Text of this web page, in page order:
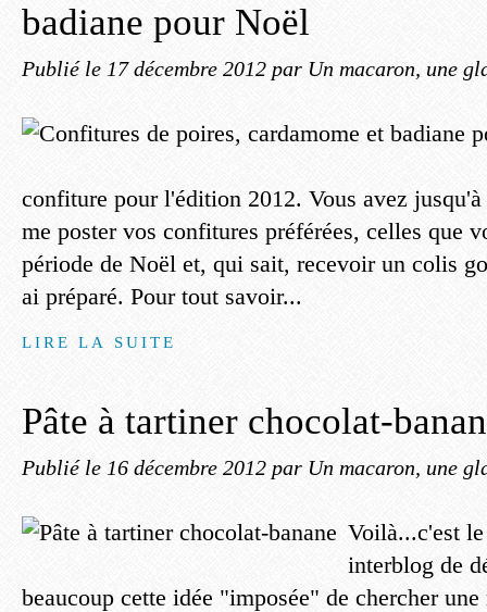
badiane pour Noël
Publié le 17 décembre 2012 par Un macaron, une
confiture pour l'édition 2012. Vous avez
me poster vos confitures préférées, celles que
période de Noël et, qui sait, recevoir un colis
ai préparé. Pour tout savoir...
LIRE LA SUITE
Pâte à tartiner chocolat-
Publié le 16 décembre 2012 par Un macaron, une
Voilà...c'est
interblog de
beaucoup cette idée "imposée" de chercher